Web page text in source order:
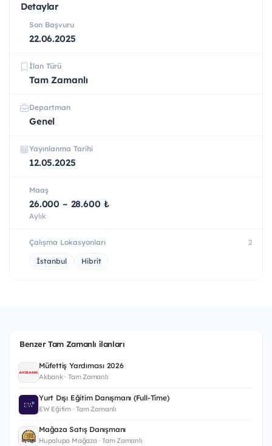
Detaylar
Son Başvuru
22.06.2025
İlan Türü
Tam Zamanlı
Departman
Genel
Yayınlanma Tarihi
12.05.2025
Maaş
26.000 – 28.600 ₺
Aylık
Çalışma Lokasyonları 2
İstanbul Hibrit
Benzer Tam Zamanlı ilanları
Müfettiş Yardımcısı 2026
Akbank · Tam Zamanlı
Yurt Dışı Eğitim Danışmanı (Full-Time)
EW Eğitim · Tam Zamanlı
Mağaza Satış Danışmanı
Hupalupa Mağaza · Tam Zamanlı